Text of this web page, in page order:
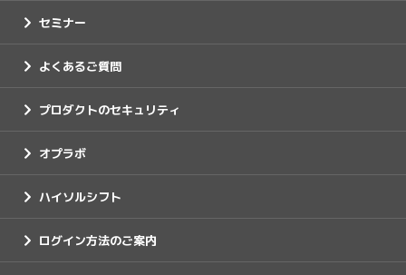
セミナー
よくあるご質問
プロダクトのセキュリティ
オプラボ
ハイソルシフト
ログイン方法のご案内